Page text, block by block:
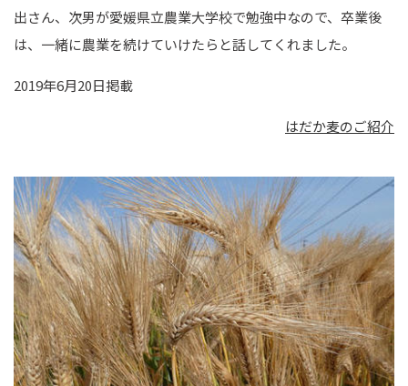
出さん、次男が愛媛県立農業大学校で勉強中なので、卒業後
は、一緒に農業を続けていけたらと話してくれました。
2019年6月20日掲載
はだか麦のご紹介